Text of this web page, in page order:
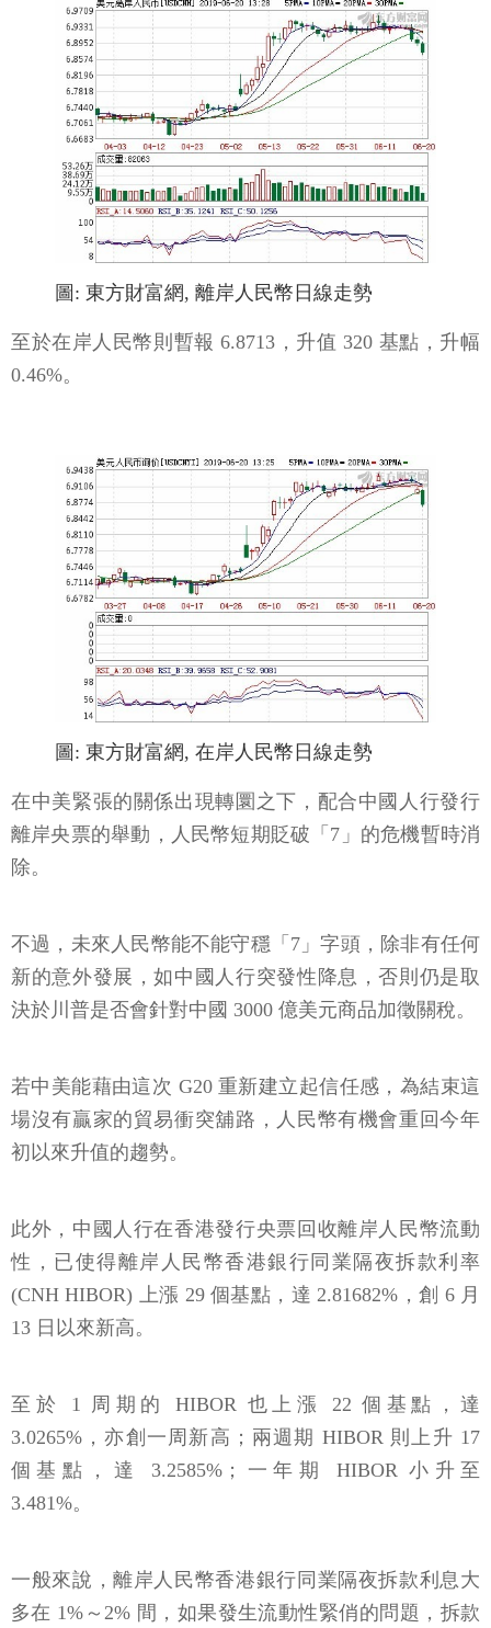
圖: 東方財富網, 離岸人民幣日線走勢
至於在岸人民幣則暫報 6.8713，升值 320 基點，升幅
0.46%。
圖: 東方財富網, 在岸人民幣日線走勢
在中美緊張的關係出現轉圜之下，配合中國人行發行
離岸央票的舉動，人民幣短期貶破「7」的危機暫時消
除。
不過，未來人民幣能不能守穩「7」字頭，除非有任何
新的意外發展，如中國人行突發性降息，否則仍是取
決於川普是否會針對中國 3000 億美元商品加徵關稅。
若中美能藉由這次 G20 重新建立起信任感，為結束這
場沒有贏家的貿易衝突舖路，人民幣有機會重回今年
初以來升值的趨勢。
此外，中國人行在香港發行央票回收離岸人民幣流動
性，已使得離岸人民幣香港銀行同業隔夜拆款利率
(CNH HIBOR) 上漲 29 個基點，達 2.81682%，創 6 月
13 日以來新高。
至於 1 周期的 HIBOR 也上漲 22 個基點，達
3.0265%，亦創一周新高；兩週期 HIBOR 則上升 17
個基點，達 3.2585%；一年期 HIBOR 小升至
3.481%。
一般來說，離岸人民幣香港銀行同業隔夜拆款利息大
多在 1%～2% 間，如果發生流動性緊俏的問題，拆款